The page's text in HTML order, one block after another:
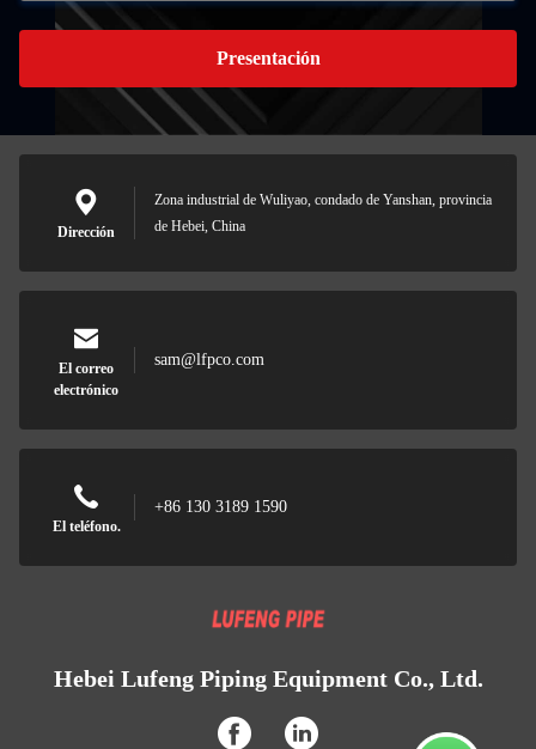
Presentación
Dirección
Zona industrial de Wuliyao, condado de Yanshan, provincia
de Hebei, China
El correo
electrónico
sam@lfpco.com
El teléfono.
+86 130 3189 1590
Hebei Lufeng Piping Equipment Co., Ltd.